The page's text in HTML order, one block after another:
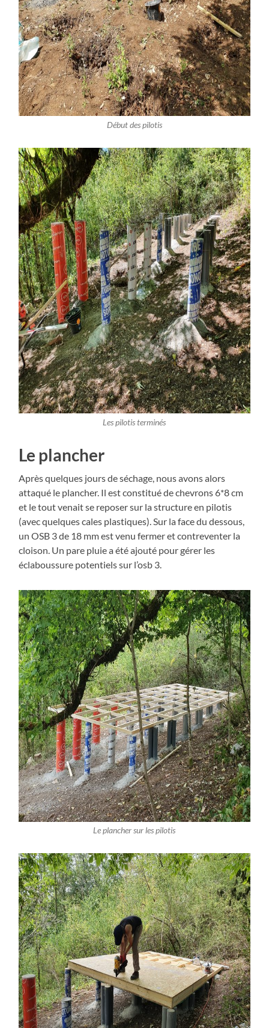
Début des pilotis
Les pilotis terminés
Le plancher
Après quelques jours de séchage, nous avons alors
attaqué le plancher. Il est constitué de chevrons 6*8 cm
et le tout venait se reposer sur la structure en pilotis
(avec quelques cales plastiques). Sur la face du dessous,
un OSB 3 de 18 mm est venu fermer et contreventer la
cloison. Un pare pluie a été ajouté pour gérer les
éclaboussure potentiels sur l’osb 3.
Le plancher sur les pilotis